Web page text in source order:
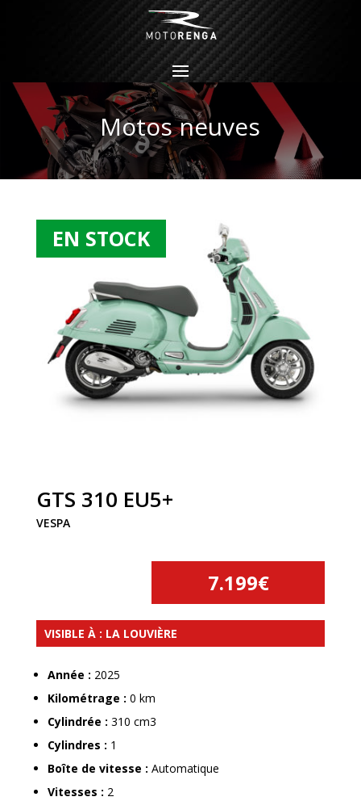
Motos neuves
EN STOCK
GTS 310 EU5+
VESPA
7.199€
VISIBLE À : LA LOUVIÈRE
Année : 2025
Kilométrage : 0 km
Cylindrée : 310 cm3
Cylindres : 1
Boîte de vitesse : Automatique
Vitesses : 2